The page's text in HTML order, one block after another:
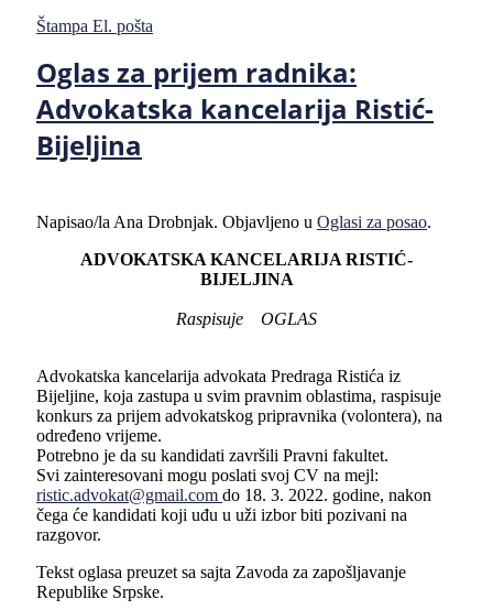
Štampa El. pošta
Oglas za prijem radnika:
Advokatska kancelarija Ristić-
Bijeljina
Napisao/la Ana Drobnjak. Objavljeno u Oglasi za posao.
ADVOKATSKA KANCELARIJA RISTIĆ-
BIJELJINA
Raspisuje OGLAS
Advokatska kancelarija advokata Predraga Ristića iz
Bijeljine, koja zastupa u svim pravnim oblastima, raspisuje
konkurs za prijem advokatskog pripravnika (volontera), na
određeno vrijeme.
Potrebno je da su kandidati završili Pravni fakultet.
Svi zainteresovani mogu poslati svoj CV na mejl:
ristic.advokat@gmail.com do 18. 3. 2022. godine, nakon
čega će kandidati koji uđu u uži izbor biti pozivani na
razgovor.
Tekst oglasa preuzet sa sajta Zavoda za zapošljavanje
Republike Srpske.